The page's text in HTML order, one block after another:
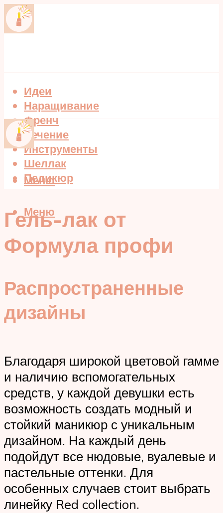
Идеи
Наращивание
Френч
Лечение
Инструменты
Шеллак
Педикюр
Меню
Меню
Гель-лак от
Формула профи
Распространенные
дизайны
Благодаря широкой цветовой гамме
и наличию вспомогательных
средств, у каждой девушки есть
возможность создать модный и
стойкий маникюр с уникальным
дизайном. На каждый день
подойдут все нюдовые, вуалевые и
пастельные оттенки. Для
особенных случаев стоит выбрать
линейку Red collection.